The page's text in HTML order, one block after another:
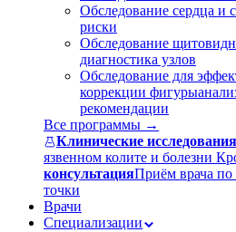
Обследование сердца и
риски
Обследование
диагностика узлов
Обследование для
коррекции фигуры
рекомендации
Все программы →
Клинические исследования
язвенном колите и болезни
консультацияПриём врача
точки
Врачи
Специализации